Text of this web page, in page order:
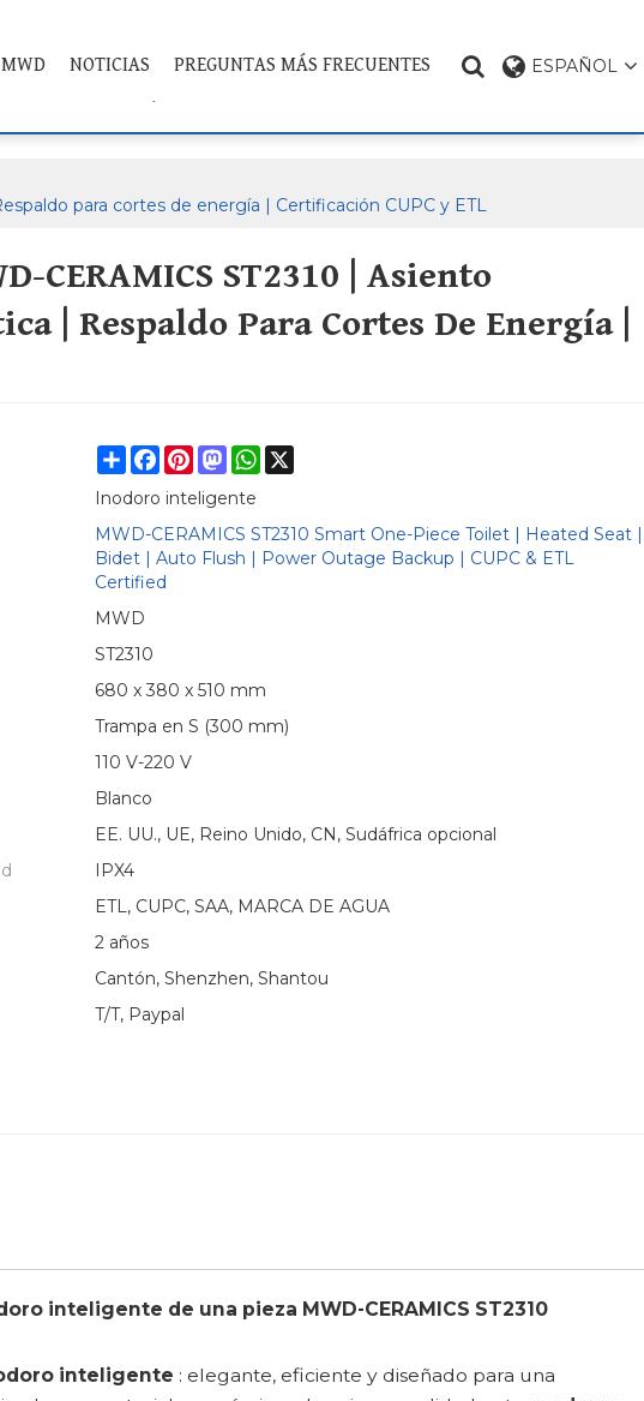
NOTICIAS PREGUNTAS MÁS FRECUENTES ESPAÑOL
para cortes de energía | Certificación CUPC y ETL
CERAMICS ST2310 | Asiento
| Respaldo Para Cortes De Energía |
ShareFacebook
Pinterest
Mastodon
WhatsApp
X
Inodoro inteligente
MWD-CERAMICS ST2310 Smart One-Piece Toilet | Heated Seat |
Bidet | Auto Flush | Power Outage Backup | CUPC & ETL
Certified
MWD
ST2310
680 x 380 x 510 mm
Trampa en S (300 mm)
110 V-220 V
Blanco
EE. UU., UE, Reino Unido, CN, Sudáfrica opcional
IPX4
ETL, CUPC, SAA, MARCA DE AGUA
2 años
Cantón, Shenzhen, Shantou
T/T, Paypal
inteligente de una pieza MWD-CERAMICS ST2310
inteligente : elegante, eficiente y diseñado para una